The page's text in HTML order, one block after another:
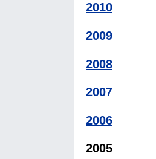
2010
2009
2008
2007
2006
2005